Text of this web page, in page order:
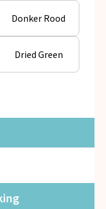
Donker Rood
Dried Green